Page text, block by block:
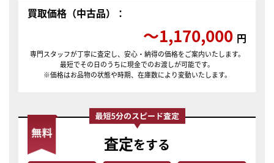
買取価格（中古品）：
〜1,170,000 円
専門スタッフが丁寧に査定し、安心・納得の価格をご案内いたします。
最短でその日のうちに現金でのお渡しが可能です。
※価格はお品物の状態や時期、在庫数により変動いたします。
査定をする